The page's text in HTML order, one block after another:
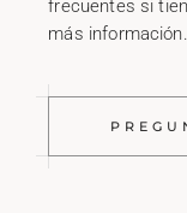
frecuentes si
más información.